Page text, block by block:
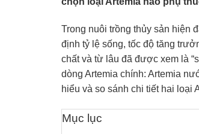
Trong nuôi trồng thủy sản hiện
định tỷ lệ sống, tốc độ tăng
chất và từ lâu đã được xem là
dòng Artemia chính: Artemia
hiểu và so sánh chi tiết hai loại
Mục lục